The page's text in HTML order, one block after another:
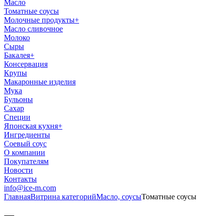
Масло
Томатные соусы
Молочные продукты+
Масло сливочное
Молоко
Сыры
Бакалея+
Консервация
Крупы
Макаронные изделия
Мука
Бульоны
Сахар
Специи
Японская кухня+
Ингредиенты
Соевый соус
О компании
Покупателям
Новости
Контакты
info@ice-m.com
ГлавнаяВитрина категорийМасло, соусыТоматные соусы